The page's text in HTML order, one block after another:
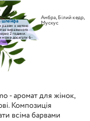
шлейфа
разом з нотою
вираженого
2 години.
може досягати 6-
Амбра, Білий кедр,
Мускус
- аромат для жінок,
Композиція
всіма барвами